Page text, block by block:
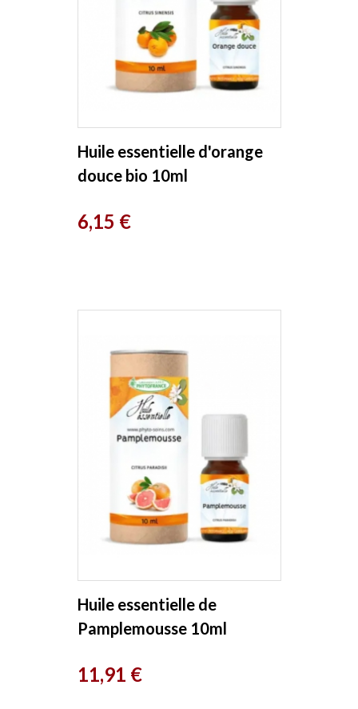
Huile essentielle d'orange
douce bio 10ml
Prix
6,15 €
Huile essentielle de
Pamplemousse 10ml
Prix
11,91 €